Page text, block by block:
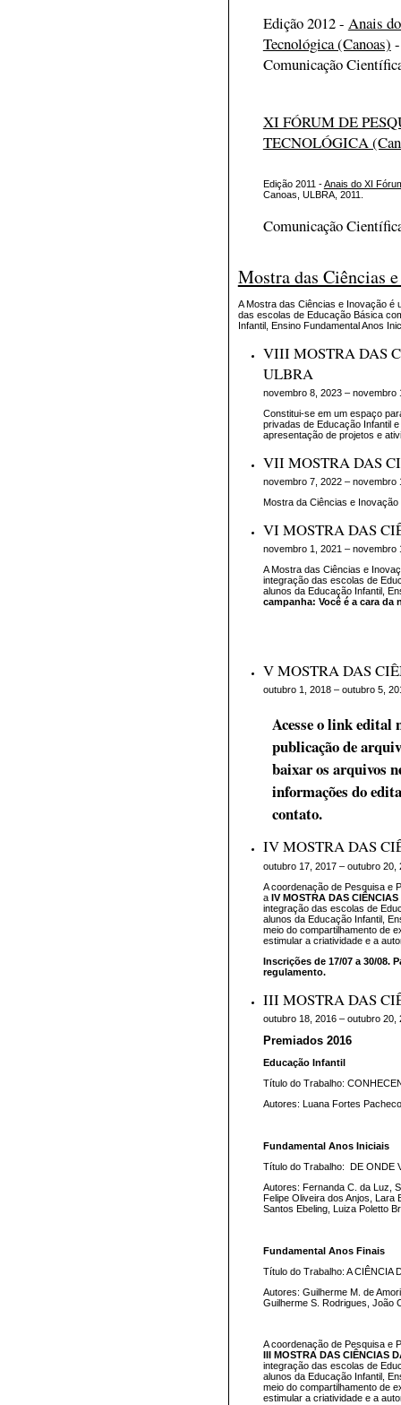
Edição 2012 - Anais
Tecnológica (Canoas)
Comunicação
XI FÓRUM DE
TECNOLÓGICA
Edição 2011 -Anais do XI
Canoas, ULBRA, 2011.
Comunicação
Mostra das Ciências
A Mostra das Ciências e Inovação é
das escolas de Educação Básica
Infantil, Ensino Fundamental Anos
VIII MOSTRA DAS
ULBRA
novembro 8, 2023 – novembro
Constitui-se em um espaço
privadas de Educação Infantil
apresentação de projetos e
VII MOSTRA DAS
novembro 7, 2022 – novembro
Mostra da Ciências e Inovação
VI MOSTRA DAS
novembro 1, 2021 – novembro
A Mostra das Ciências e
integração das escolas de
alunos da Educação Infantil,
campanha: Você é a cara da
V MOSTRA DAS
outubro 1, 2018 – outubro 5,
Acesse o link edital
publicação de
baixar os arquivos
informações do
contato.
IV MOSTRA DAS
outubro 17, 2017 – outubro 20,
A coordenação de Pesquisa e
a IV MOSTRA DAS CIÊNCIAS
integração das escolas de
alunos da Educação Infantil,
meio do compartilhamento de
estimular a criatividade e a
Inscrições de 17/07 a 30/08.
regulamento.
III MOSTRA DAS
outubro 18, 2016 – outubro 20,
Premiados 2016
Educação Infantil
Título do Trabalho:
Autores: Luana Fortes
Fundamental Anos Iniciais
Título do Trabalho: DE ONDE
Autores: Fernanda C. da Luz,
Felipe Oliveira dos Anjos,
Santos Ebeling, Luiza Poletto
Fundamental Anos Finais
Título do Trabalho: A CIÊNCIA
Autores: Guilherme M. de
Guilherme S. Rodrigues, João
A coordenação de Pesquisa e
MOSTRA DAS CI ÊNCIAS
integração das escolas de
alunos da Educação Infantil,
meio do compartilhamento de
estimular a criatividade e a